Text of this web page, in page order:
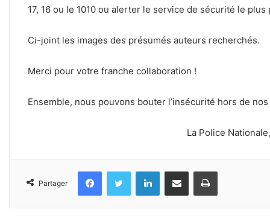
17, 16 ou le 1010 ou alerter le service de sécurité le plus
Ci-joint les images des présumés auteurs recherchés.
Merci pour votre franche collaboration !
Ensemble, nous pouvons bouter l’insécurité hors de
La Police
Partager
FacebookTwitter LinkedinPartager par email Imprimer